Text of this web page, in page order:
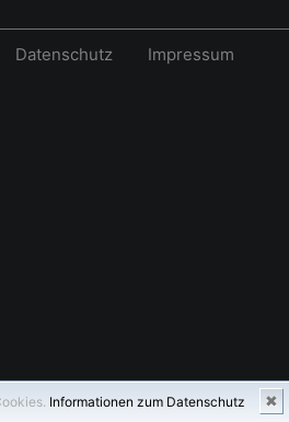
Informationen zum Datenschutz ✖
Datenschutz Impressum